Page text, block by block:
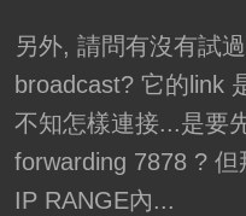
另外, 請問有沒有試
broadcast? 它的link
不知怎樣連接...是要
forwarding 7878 ?
IP RANGE內...